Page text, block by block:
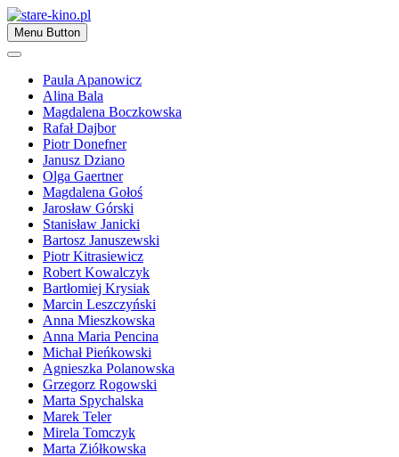
Skip
to
content
stare-kino.pl
Zapraszamy
Menu Button
Paula Apanowicz
Alina Bala
Magdalena Boczkowska
Rafał Dajbor
Piotr Donefner
Janusz Dziano
Olga Gaertner
Magdalena Gołoś
Jarosław Górski
Stanisław Janicki
Bartosz Januszewski
Piotr Kitrasiewicz
Robert Kowalczyk
Bartłomiej Krysiak
Marcin Leszczyński
Anna Mieszkowska
Anna Maria Pencina
Michał Pieńkowski
Agnieszka Polanowska
Grzegorz Rogowski
Marta Spychalska
Marek Teler
Mirela Tomczyk
Marta Ziółkowska